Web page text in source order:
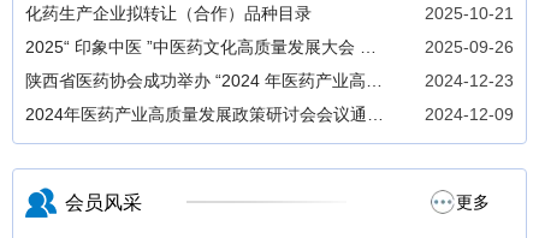
2025-10-21
化药生产企业拟转让（合作）品种目录
2025-09-26
2025“ 印象中医 ”中医药文化高质量发展大会 暨
中医药文创及技术成果展即将开幕
2024-12-23
陕西省医药协会成功举办 “2024 年医药产业高质
量发展政策研讨会 ”
2024-12-09
2024年医药产业高质量发展政策研讨会会议通知
（第二轮）
会员风采 更多